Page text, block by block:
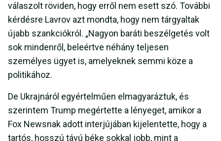
válaszolt röviden, hogy erről nem esett szó. További
kérdésre Lavrov azt mondta, hogy nem tárgyaltak
újabb szankciókról. „Nagyon baráti beszélgetés volt
sok mindenről, beleértve néhány teljesen
személyes ügyet is, amelyeknek semmi köze a
politikához.
De Ukrajnáról egyértelműen elmagyaráztuk, és
szerintem Trump megértette a lényeget, amikor a
Fox Newsnak adott interjújában kijelentette, hogy a
tartós, hosszú távú béke sokkal jobb, mint a